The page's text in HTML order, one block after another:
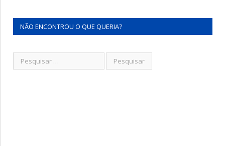
NÃO ENCONTROU O QUE QUERIA?